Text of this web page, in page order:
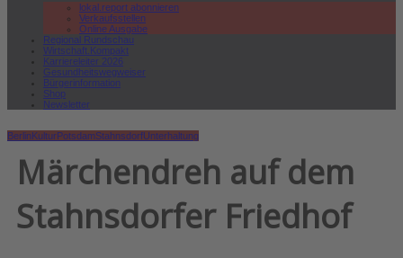
lokal.report abonnieren
Verkaufsstellen
Online Ausgabe
Regional Rundschau
Wirtschaft.Kompakt
Karriereleiter 2026
Gesundheitswegweiser
Bürgerinformation
Shop
Newsletter
BerlinKulturPotsdamStahnsdorfUnterhaltung
Märchendreh auf dem
Stahnsdorfer Friedhof